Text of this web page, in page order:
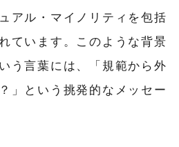
アル・マイノリティを包括
ています。このような背景
う言葉には、「規範から外
」という挑発的なメッセー